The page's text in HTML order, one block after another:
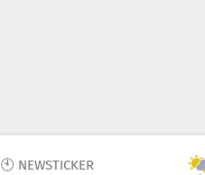
🕙 NEWSTICKER